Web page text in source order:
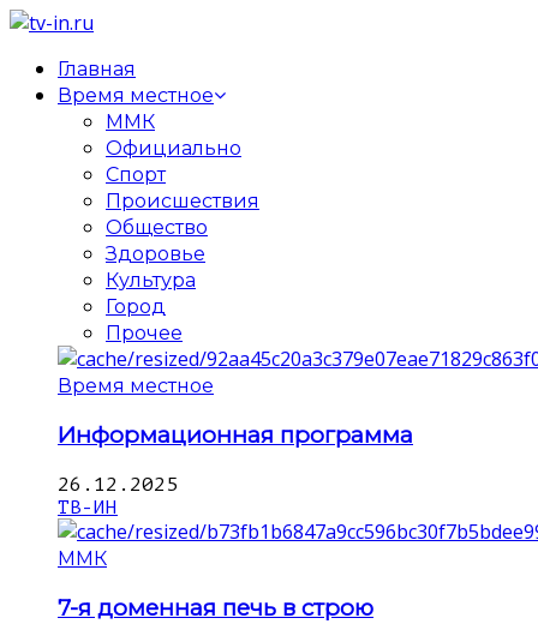
Главная
Время местное
ММК
Официально
Спорт
Происшествия
Общество
Здоровье
Культура
Город
Прочее
Время местное
Информационная программа
26.12.2025
ТВ-ИН
ММК
7-я доменная печь в строю